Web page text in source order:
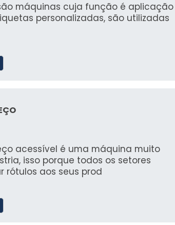
máquinas cuja função é aplicação
personalizadas, são utilizadas
acessível é uma máquina muito
isso porque todos os setores
rótulos aos seus prod